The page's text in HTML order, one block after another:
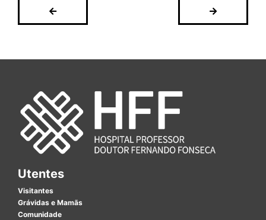
Utentes
Visitantes
Grávidas e Mamãs
Comunidade